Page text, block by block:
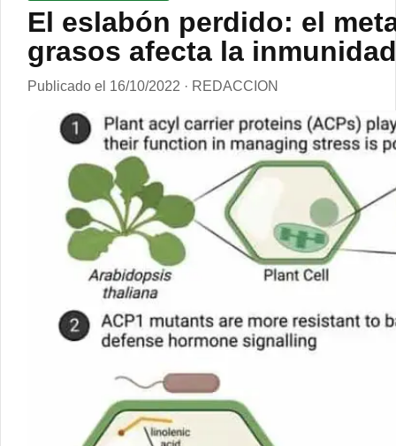
El eslabón perdido: el
grasos afecta la
Publicado el 16/10/2022 · REDACCION